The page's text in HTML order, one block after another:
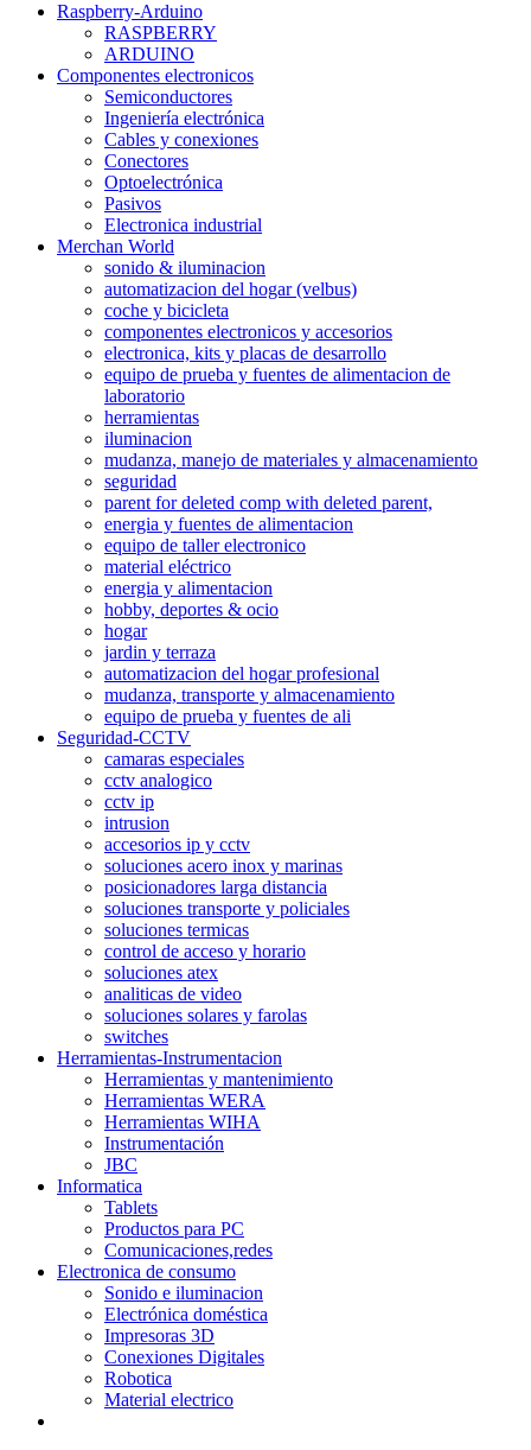
Raspberry-Arduino
RASPBERRY
ARDUINO
Componentes electronicos
Semiconductores
Ingeniería electrónica
Cables y conexiones
Conectores
Optoelectrónica
Pasivos
Electronica industrial
Merchan World
sonido & iluminacion
automatizacion del hogar (velbus)
coche y bicicleta
componentes electronicos y accesorios
electronica, kits y placas de desarrollo
equipo de prueba y fuentes de alimentacion de
laboratorio
herramientas
iluminacion
mudanza, manejo de materiales y almacenamiento
seguridad
parent for deleted comp with deleted parent,
energia y fuentes de alimentacion
equipo de taller electronico
material eléctrico
energia y alimentacion
hobby, deportes & ocio
hogar
jardin y terraza
automatizacion del hogar profesional
mudanza, transporte y almacenamiento
equipo de prueba y fuentes de ali
Seguridad-CCTV
camaras especiales
cctv analogico
cctv ip
intrusion
accesorios ip y cctv
soluciones acero inox y marinas
posicionadores larga distancia
soluciones transporte y policiales
soluciones termicas
control de acceso y horario
soluciones atex
analiticas de video
soluciones solares y farolas
switches
Herramientas-Instrumentacion
Herramientas y mantenimiento
Herramientas WERA
Herramientas WIHA
Instrumentación
JBC
Informatica
Tablets
Productos para PC
Comunicaciones,redes
Electronica de consumo
Sonido e iluminacion
Electrónica doméstica
Impresoras 3D
Conexiones Digitales
Robotica
Material electrico